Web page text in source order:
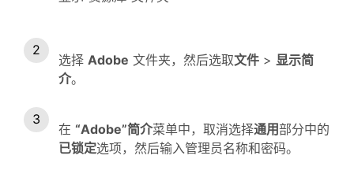
选择 Adobe 文件夹，然后选取文件 > 显示简
介。
在 “Adobe”简介菜单中，取消选择通用部分中的
已锁定选项，然后输入管理员名称和密码。